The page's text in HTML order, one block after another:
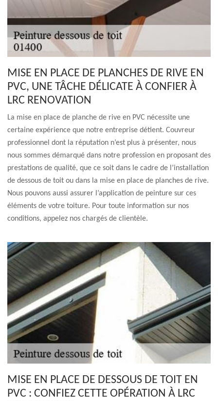
MISE EN PLACE DE PLANCHES DE RIVE EN
PVC, UNE TÂCHE DÉLICATE À CONFIER À
LRC RENOVATION
La mise en place de planche de rive en PVC nécessite une
certaine expérience que notre entreprise détient. Couvreur
professionnel dont la réputation n’est plus à présenter, nous
nous sommes démarqué dans notre profession en proposant des
prestations de qualité, que ce soit dans le cadre de l’installation
de dessous de toit ou dans la mise en place de planches de rive.
Nous pouvons aussi assurer l’application de peinture sur ces
éléments de votre toiture. Pour toute information sur nos
conditions, appelez nos chargés de clientèle.
MISE EN PLACE DE DESSOUS DE TOIT EN
PVC : CONFIEZ CETTE OPÉRATION À LRC